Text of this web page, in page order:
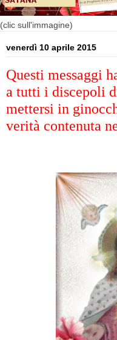
(clic sull'immagine)
venerdì 10 aprile 2015
Questi messaggi
a tutti i discepoli
mettersi in
verità contenuta